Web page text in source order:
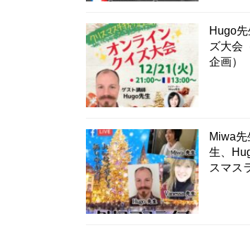
Hugo
ズ大会
企画）
Miwa
生、
スマス